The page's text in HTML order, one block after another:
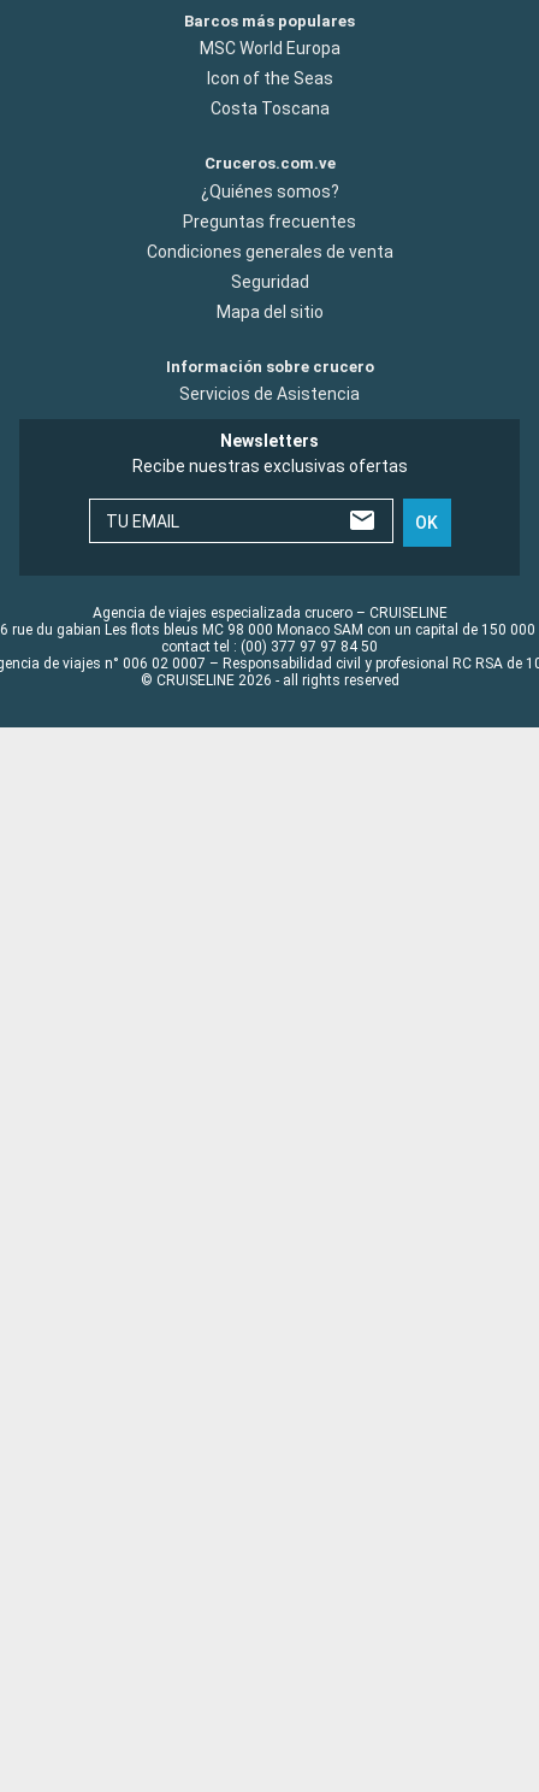
Barcos más populares
MSC World Europa
Icon of the Seas
Costa Toscana
Cruceros.com.ve
¿Quiénes somos?
Preguntas frecuentes
Condiciones generales de venta
Seguridad
Mapa del sitio
Información sobre crucero
Servicios de Asistencia
Newsletters
Recibe nuestras exclusivas ofertas
TU EMAIL OK
Agencia de viajes especializada crucero – CRUISELINE
rue du gabian Les flots bleus MC 98 000 Monaco SAM con un capital de 150 000
contact tel : (00) 377 97 97 84 50
de viajes n° 006 02 0007 – Responsabilidad civil y profesional RC RSA de
© CRUISELINE 2026 - all rights reserved